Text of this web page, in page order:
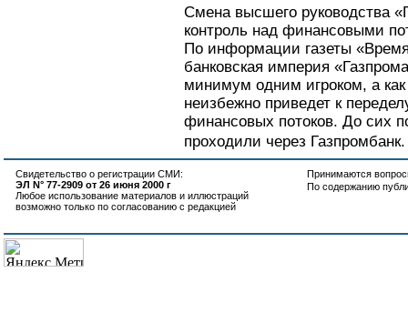
Смена высшего руководства
контроль над финансовыми
По информации газеты
банковская империя
минимум одним игроком, а
неизбежно приведет к
финансовых потоков. До сих
проходили через Газпромбанк.
Свидетельство о регистрации СМИ:
ЭЛ N° 77-2909 от 26 июня 2000 г
Любое использование материалов и иллюстраций
возможно только по согласованию с редакцией
Принимаются
По содержанию